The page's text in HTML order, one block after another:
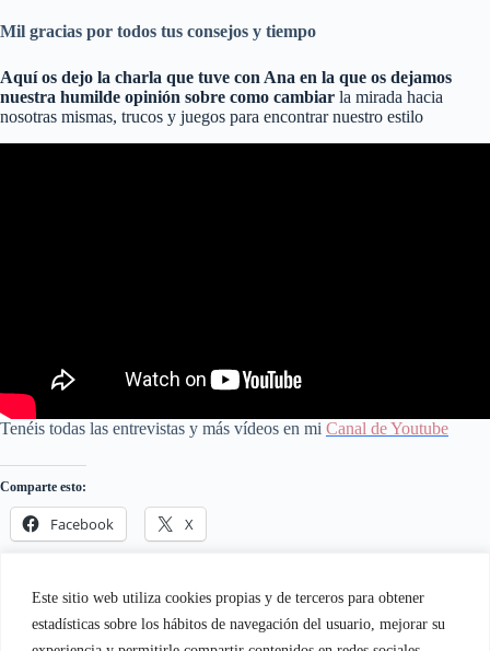
Este sitio web utiliza cookies propias y de terceros para obtener
estadísticas sobre los hábitos de navegación del usuario, mejorar su
Mil gracias por todos tus consejos y tiempo
Aquí os dejo la charla que tuve con Ana en la que os dejamos
nuestra humilde opinión sobre como cambiar la mirada hacia
nosotras mismas, trucos y juegos para encontrar nuestro estilo
Tenéis todas las entrevistas y más vídeos en mi Canal de Youtube
Comparte esto:
Facebook X
Me gusta esto: